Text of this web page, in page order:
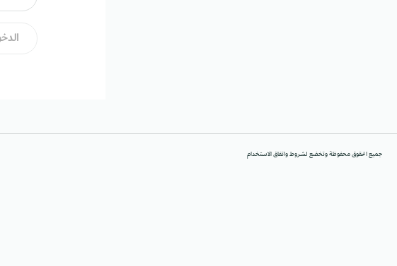
جميع الحقوق محفوظة وتخضع لشروط واتفاق الاستخدام